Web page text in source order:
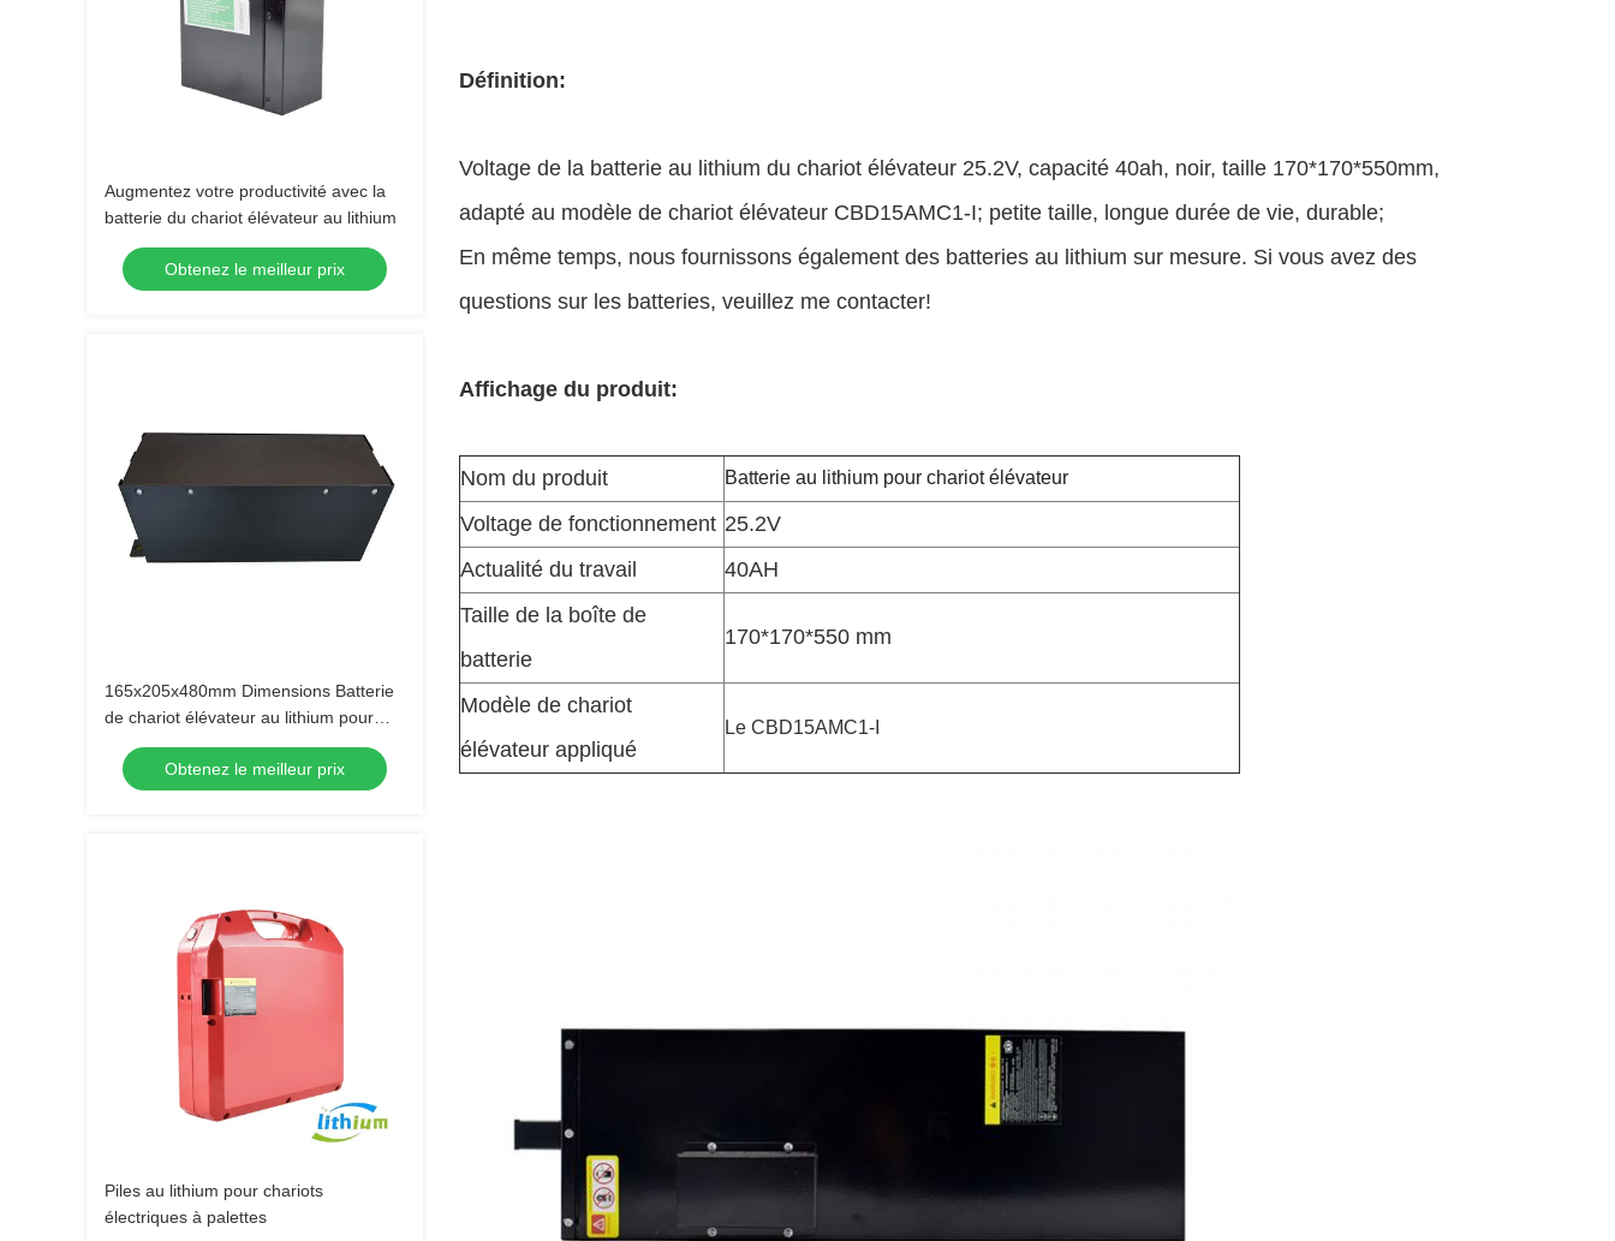
Augmentez votre productivité avec la
batterie du chariot élévateur au lithium
Obtenez le meilleur prix
165x205x480mm Dimensions Batterie
de chariot élévateur au lithium pour
applications lourdes
Obtenez le meilleur prix
Piles au lithium pour chariots
électriques à palettes
Définition:
Voltage de la batterie au lithium du chariot élévateur 25.2V, capacité 40ah, noir, taille 170*170*550mm,
adapté au modèle de chariot élévateur CBD15AMC1-I; petite taille, longue durée de vie, durable;
En même temps, nous fournissons également des batteries au lithium sur mesure. Si vous avez des
questions sur les batteries, veuillez me contacter!
Affichage du produit:
Nom du produit Batterie au lithium pour chariot élévateur
Voltage de fonctionnement 25.2V
Actualité du travail
40AH
Taille de la boîte de
batterie
170*170*550 mm
Modèle de chariot
élévateur appliqué
Le CBD15AMC1-I